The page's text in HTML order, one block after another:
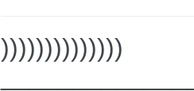
))))))))))))))